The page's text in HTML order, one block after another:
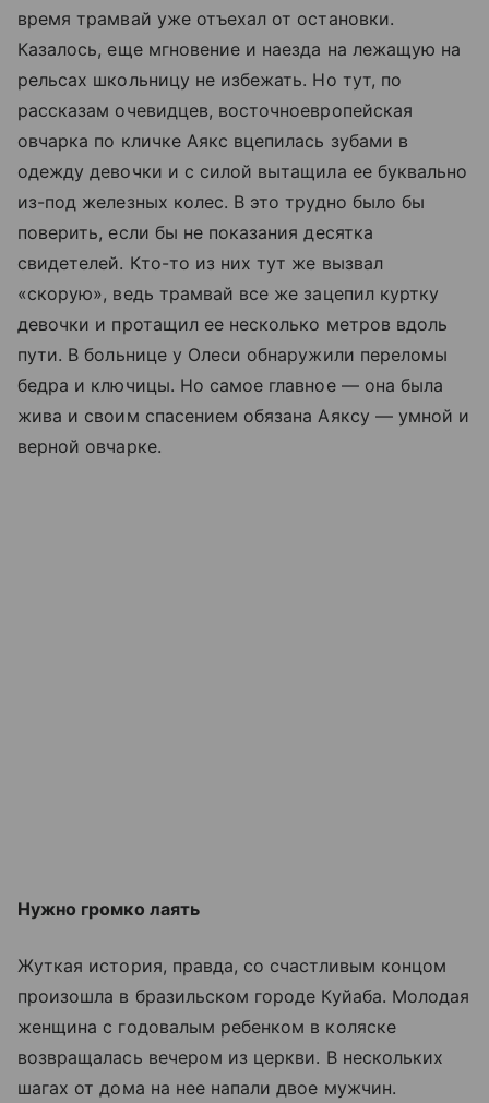
время трамвай уже отъехал от остановки.
Казалось, еще мгновение и наезда на лежащую на
рельсах школьницу не избежать. Но тут, по
рассказам очевидцев, восточноевропейская
овчарка по кличке Аякс вцепилась зубами в
одежду девочки и с силой вытащила ее буквально
из-под железных колес. В это трудно было бы
поверить, если бы не показания десятка
свидетелей. Кто-то из них тут же вызвал
«скорую», ведь трамвай все же зацепил куртку
девочки и протащил ее несколько метров вдоль
пути. В больнице у Олеси обнаружили переломы
бедра и ключицы. Но самое главное — она была
жива и своим спасением обязана Аяксу — умной и
верной овчарке.
Нужно громко лаять
Жуткая история, правда, со счастливым концом
произошла в бразильском городе Куйаба. Молодая
женщина с годовалым ребенком в коляске
возвращалась вечером из церкви. В нескольких
шагах от дома на нее напали двое мужчин.